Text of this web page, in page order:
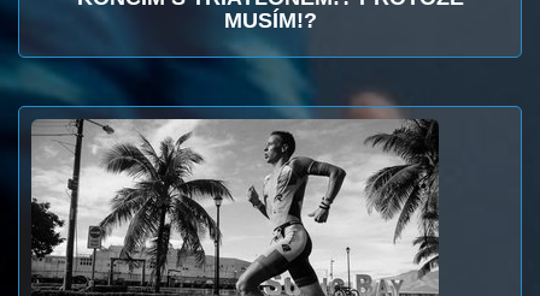
MUSÍM!?